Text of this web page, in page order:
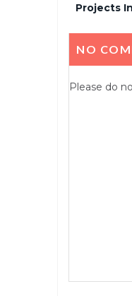
Projects
NO
Please do